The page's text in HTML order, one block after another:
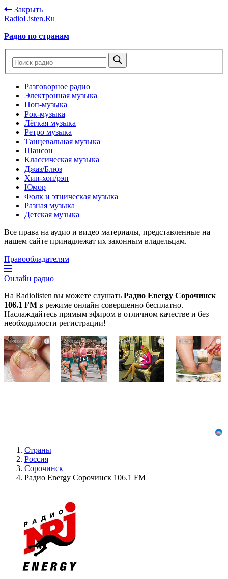
Закрыть
RadioListen.Ru
Радио по странам
Разговорное радио
Электронная музыка
Поп-музыка
Рок-музыка
Лёгкая музыка
Ретро музыка
Танцевальная музыка
Шансон
Классическая музыка
Джаз/Блюз
Хип-хоп/рэп
Юмор
Фолк и этническая музыка
Разная музыка
Детская музыка
Все права на аудио и видео материалы, представленные на
нашем сайте принадлежат их законным владельцам.
Правообладателям
Онлайн радио
На Radiolisten вы можете слушать Радио Energy Сорочинск
106.1 FM в режиме онлайн совершенно бесплатно.
Наслаждайтесь прямым эфиром в отличном качестве и без
необходимости регистрации!
i
Грибок
ногтях
стирается
как
i
Ржу
переставая,
это
видео
i
Королева
вагона
отожгла!
Видео
i
Страны
Россия
Сорочинск
Радио Energy Сорочинск 106.1 FM